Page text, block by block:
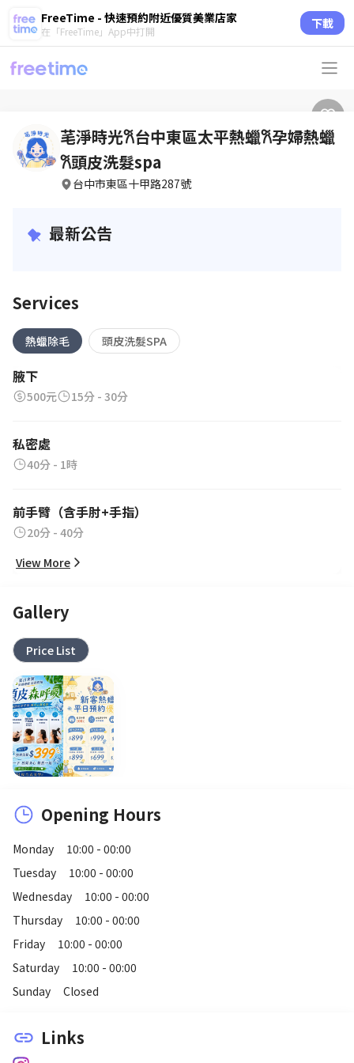
FreeTime - 快速預約附近優質美業店家
在「FreeTime」App中打開 下載
芼淨時光𐙚台中東區太平熱蠟𐙚孕婦熱蠟
𐙚頭皮洗髮spa
台中市東區十甲路287號
最新公告
Services
熱蠟除毛 頭皮洗髮SPA
腋下
500元 15分 - 30分
私密處
40分 - 1時
前手臂（含手肘+手指）
20分 - 40分
View More
Gallery
Price List
Opening Hours
Monday
10:00 - 00:00
Tuesday
10:00 - 00:00
Wednesday
10:00 - 00:00
Thursday
10:00 - 00:00
Friday
10:00 - 00:00
Saturday
10:00 - 00:00
Sunday
Closed
link Links